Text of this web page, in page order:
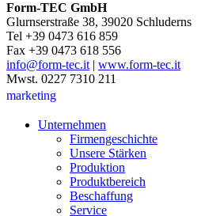
Form-TEC GmbH
Glurnserstraße 38, 39020 Schluderns
Tel +39 0473 616 859
Fax +39 0473 618 556
info@form-tec.it| www.form-tec.it
Mwst. 0227 7310 211
marketing
Unternehmen
Firmengeschichte
Unsere Stärken
Produktion
Produktbereich
Beschaffung
Service